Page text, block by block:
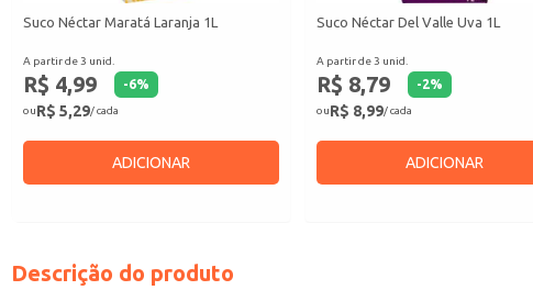
Suco Néctar Maratá Laranja 1L
A partir de 3 unid.
R$ 4,99 -6%
ouR$ 5,29/ cada
ADICIONAR
Suco Néctar Del Valle Uva 1L
A partir de 3 unid.
R$ 8,79 -2%
ouR$ 8,99/ cada
ADICIONAR
Descrição do produto